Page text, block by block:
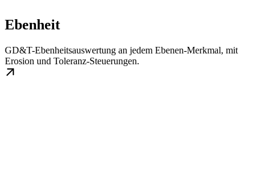
Ebenheit
GD&T-Ebenheitsauswertung an jedem Ebenen-Merkmal, mit
Erosion und Toleranz-Steuerungen.